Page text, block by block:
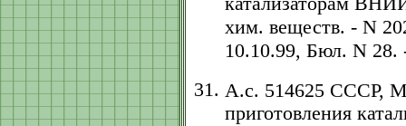
хим. веществ. - N
10.10.99, Бюл. N 28.
А.с. 514625 СССР,
приготовления